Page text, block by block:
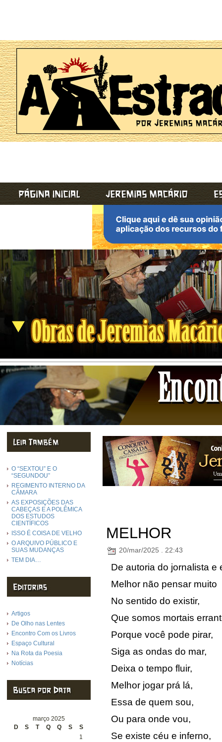
O “SEXTOU” E O
“SEGUNDOU”
REGIMENTO INTERNO DA
CÂMARA
AS EXPOSIÇÕES DAS
CABEÇAS E A POLÊMICA
DOS ESTUDOS
CIENTÍFICOS
ISSO É COISA DE VELHO
O ARQUIVO PÚBLICO E
SUAS MUDANÇAS
TEM DIA…
Artigos
De Olho nas Lentes
Encontro Com os Livros
Espaço Cultural
Na Rota da Poesia
Notícias
março 2025
D
S T Q Q S
S
1
MELHOR
20/mar/2025 . 22:43
De autoria do jornalista e
Melhor não pensar muito
No sentido do existir,
Que somos mortais
Porque você pode pirar,
Siga as ondas do mar,
Deixa o tempo fluir,
Melhor jogar prá lá,
Essa de quem sou,
Ou para onde vou,
Se existe céu e inferno,